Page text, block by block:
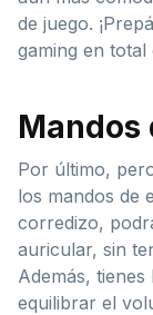
de juego.
gaming en total
Mandos
Por último,
los mandos de
corredizo,
auricular, sin
Además,
equilibrar el